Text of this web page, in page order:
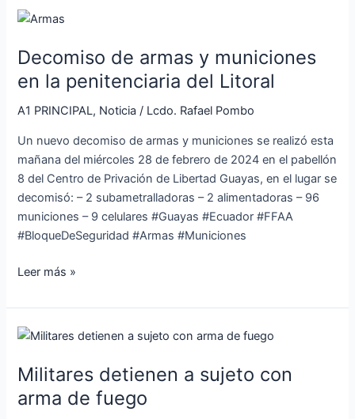
Decomiso de armas y municiones
en la penitenciaria del Litoral
A1 PRINCIPAL, Noticia / Lcdo. Rafael Pombo
Un nuevo decomiso de armas y municiones se realizó esta
mañana del miércoles 28 de febrero de 2024 en el pabellón
8 del Centro de Privación de Libertad Guayas, en el lugar se
decomisó: – 2 subametralladoras – 2 alimentadoras – 96
municiones – 9 celulares #Guayas #Ecuador #FFAA
#BloqueDeSeguridad #Armas #Municiones
Decomiso
armas
y
municiones
en
Leer más »
Militares detienen a sujeto con
arma de fuego
Militares
a
sujeto
con